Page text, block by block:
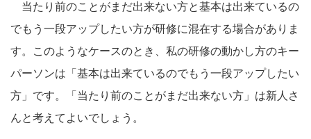
当たり前のことがまだ出来ない方と基本は出来ているの
でもう一段アップしたい方が研修に混在する場合がありま
す。このようなケースのとき、私の研修の動かし方のキー
パーソンは「基本は出来ているのでもう一段アップしたい
方」です。「当たり前のことがまだ出来ない方」は新人さ
んと考えてよいでしょう。